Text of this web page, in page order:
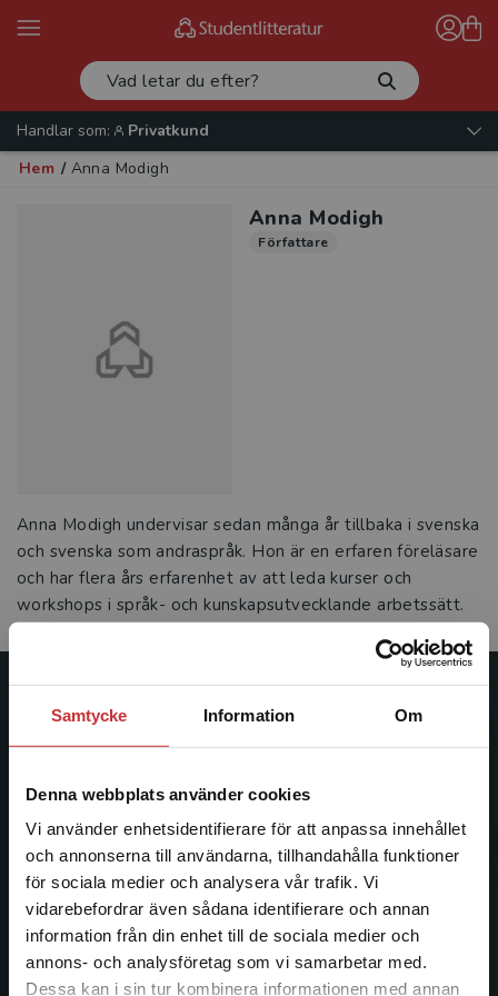
Samtycke Information Om
Denna webbplats använder cookies
Vi använder enhetsidentifierare för att anpassa innehållet
och annonserna till användarna, tillhandahålla funktioner
för sociala medier och analysera vår trafik. Vi
vidarebefordrar även sådana identifierare och annan
information från din enhet till de sociala medier och
annons- och analysföretag som vi samarbetar med.
Dessa kan i sin tur kombinera informationen med annan
Begränsad fraktregion
Handlar som:
Privatkund
Hem / Anna Modigh
Anna Modigh
Författare
Anna Modigh undervisar sedan många år tillbaka i svenska
och svenska som andraspråk. Hon är en erfaren föreläsare
och har flera års erfarenhet av att leda kurser och
workshops i språk- och kunskapsutvecklande arbetssätt.
Studentlitteratur
ledande utbildningsförlag. Med läromedel, kurslitteratur,
informationstjänster i utbudet, finns Studentlitteratur med
längs hela kunskapsresan.
Kontakta oss
Kontakta oss